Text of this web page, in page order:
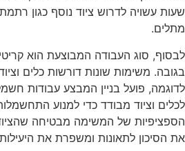
שעות עשויה לדרוש ציוד נוסף כגון
מתלים.
לבסוף, סוג העבודה המבוצעת הוא
בגובה. משימות שונות דורשות כלים
לדוגמה, פועל בניין המבצע עבודות
לכלים וציוד מבודד כדי למנוע
הספציפיות של המשימה מבטיחה
את הסיכון לתאונות ומשפרת את